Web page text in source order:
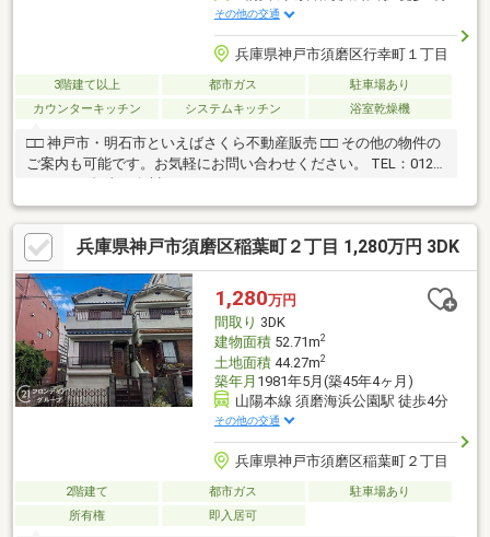
その他の交通
兵庫県神戸市須磨区行幸町１丁目
3階建て以上 都市ガス
駐車場あり
カウンターキッチン
システムキッチン 浴室乾燥機
□□ 神戸市・明石市といえばさくら不動産販売 □□ その他の物件の
ご案内も可能です。お気軽にお問い合わせください。 TEL：0120-
兵庫県神戸市須磨区稲葉町２丁目 1,280万円 3DK
1,280万円
間取り 3DK
建物面積52.71m2
土地面積44.27m2
築年月 1981年5月(築45年4ヶ月)
山陽本線 須磨海浜公園駅 徒歩4分
その他の交通
兵庫県神戸市須磨区稲葉町２丁目
2階建て 都市ガス
駐車場あり
所有権
即入居可